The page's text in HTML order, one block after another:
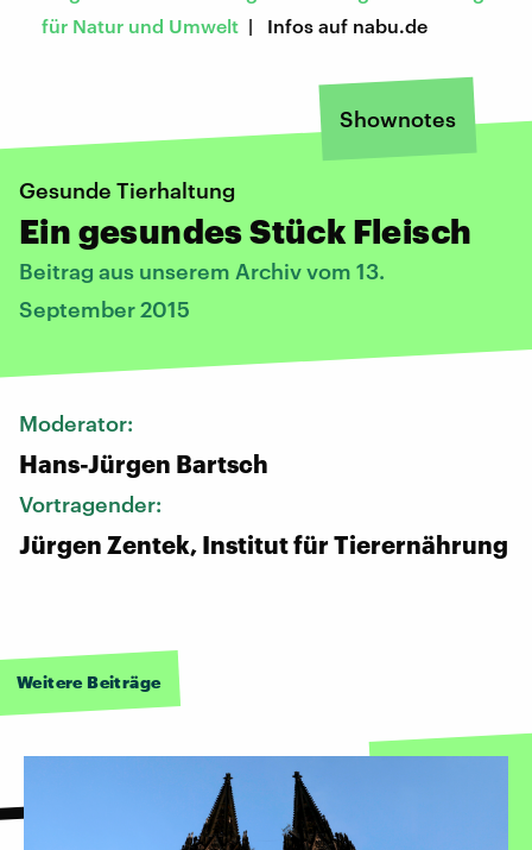
für Natur und Umwelt | Infos auf nabu.de
Shownotes
Gesunde Tierhaltung
Ein gesundes Stück Fleisch
Beitrag aus unserem Archiv vom 13.
September 2015
Moderator:
Hans-Jürgen Bartsch
Vortragender:
Jürgen Zentek, Institut für Tierernährung
Weitere Beiträge